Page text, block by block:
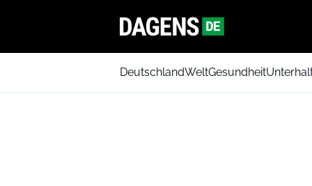
DeutschlandWeltGesundheit